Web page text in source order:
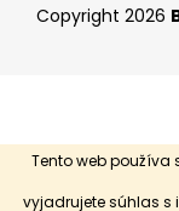
Tento web používa
vyjadrujete súhlas
Copyright 2026